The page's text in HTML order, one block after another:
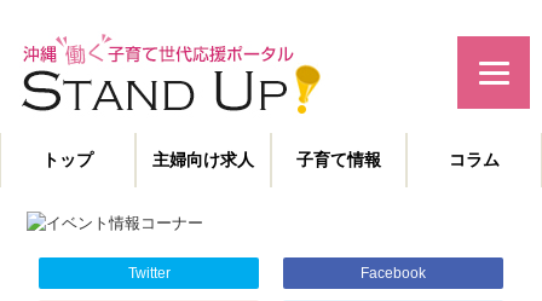
主婦特化型の求人情報と、子育てや教育に役立つコラムを発信。
沖縄の子育て世代、働くママを応援します！
トップ 主婦向け求人 子育て情報 コラム
Twitter Facebook